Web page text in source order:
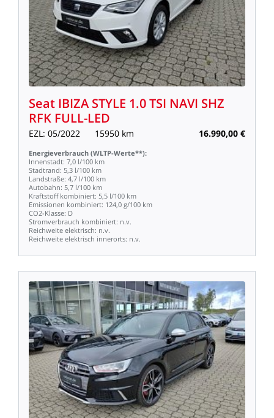
Seat IBIZA STYLE 1.0TSI NAVI SHZ
RFK FULL-LED
EZL: 05/2022 15950 km 16.990,00 €
Energieverbrauch (WLTP-Werte**):
Innenstadt: 7,0 l/100 km
Stadtrand: 5,3 l/100 km
Landstraße: 4,7 l/100 km
Autobahn: 5,7 l/100 km
Kraftstoff kombiniert: 5,5 l/100 km
Emissionen kombiniert: 124,0 g/100 km
CO2-Klasse: D
Stromverbrauch kombiniert: n.v.
Reichweite elektrisch: n.v.
Reichweite elektrisch innerorts: n.v.